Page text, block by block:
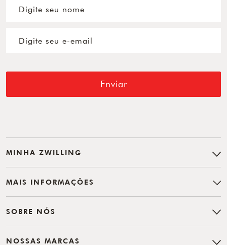
Enviar
MINHA ZWILLING
MAIS INFORMAÇÕES
SOBRE NÓS
NOSSAS MARCAS